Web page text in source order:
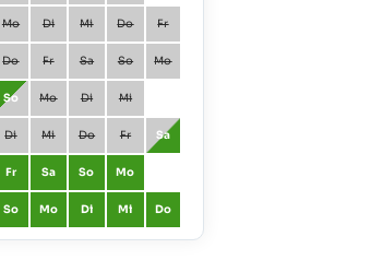
Mo Di Mi Do Fr
Do Fr Sa So Mo
So Mo Di Mi
Di Mi Do Fr Sa
Fr Sa So Mo
So Mo Di Mi Do